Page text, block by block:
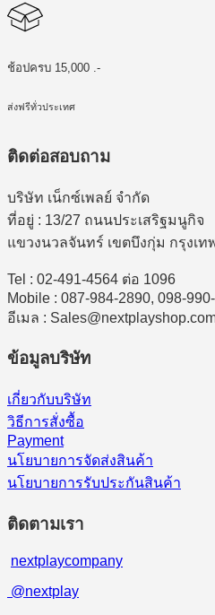
ช้อปครบ 15,000 .-
ส่งฟรีทั่วประเทศ
ติดต่อสอบถาม
บริษัท เน็กซ์เพลย์ จำกัด
ที่อยู่ : 13/27 ถนนประเสริฐมนูกิจ
แขวงนวลจันทร์ เขตบึงกุ่ม กรุงเ
Tel : 02-491-4564 ต่อ 1096
Mobile : 087-984-2890, 098-
อีเมล :
ข้อมูลบริษัท
เกี่ยวกับบริษัท
วิธีการสั่งซื้อ
Payment
นโยบายการจัดส่งสินค้า
นโยบายการรับประกันสินค้า
ติดตามเรา
nextplaycompany
@nextplay